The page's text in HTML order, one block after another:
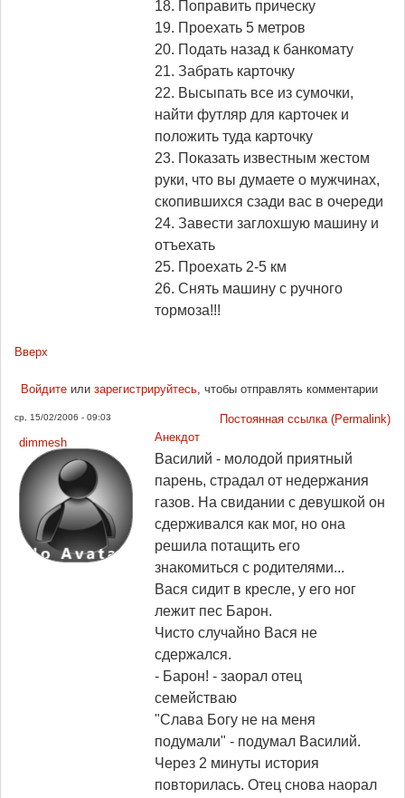
18. Поправить прическу
19. Проехать 5 метров
20. Подать назад к банкомату
21. Забрать карточку
22. Высыпать все из сумочки,
найти футляр для карточек и
положить туда карточку
23. Показать известным жестом
руки, что вы думаете о мужчинах,
скопившихся сзади вас в очереди
24. Завести заглохшую машину и
отъехать
25. Проехать 2-5 км
26. Снять машину с ручного
тормоза!!!
Вверх
Войдитеили зарегистрируйтесь, чтобы отправлять комментарии
ср, 15/02/2006 - 09:03
Постоянная ссылка (Permalink)
dimmesh
Анекдот
Василий - молодой приятный
парень, страдал от недержания
газов. На свидании с девушкой он
сдерживался как мог, но она
решила потащить его
знакомиться с родителями...
Вася сидит в кресле, у его ног
лежит пес Барон.
Чисто случайно Вася не
сдержался.
- Барон! - заорал отец
семействаю
"Слава Богу не на меня
подумали" - подумал Василий.
Через 2 минуты история
повторилась. Отец снова наорал